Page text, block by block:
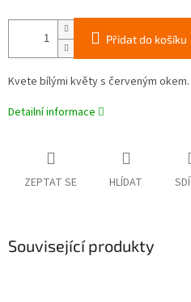
Přidat do košíku
Kvete bílými květy s červeným
Detailní informace
ZEPTAT SE HLÍDAT
Související produkty